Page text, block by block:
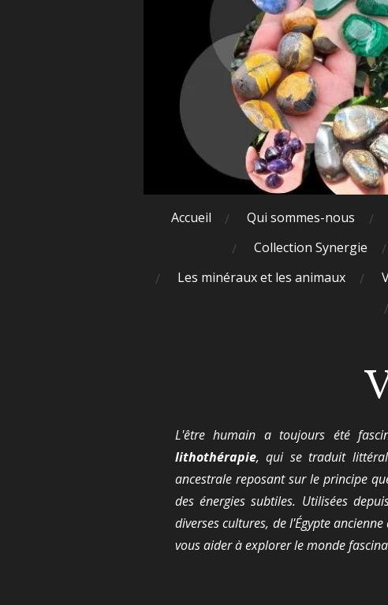
Accueil Qui sommes-nous
Collection Synergie
Les minéraux et les animaux
L'être humain a toujours été
lithothérapie, qui se traduit
ancestrale reposant sur le principe
des énergies subtiles. Utilisées
diverses cultures, de l'Égypte
vous aider à explorer le monde